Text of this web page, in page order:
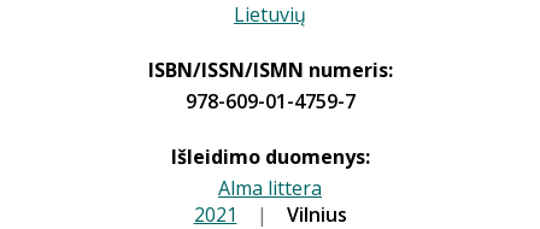
Lietuvių
ISBN/ISSN/ISMN numeris:
978-609-01-4759-7
Išleidimo duomenys:
Alma littera
2021 | Vilnius